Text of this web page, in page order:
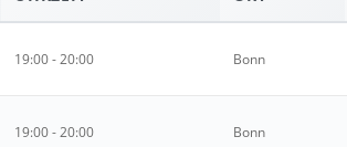
19:00 - 20:00 Bonn
19:00 - 20:00 Bonn